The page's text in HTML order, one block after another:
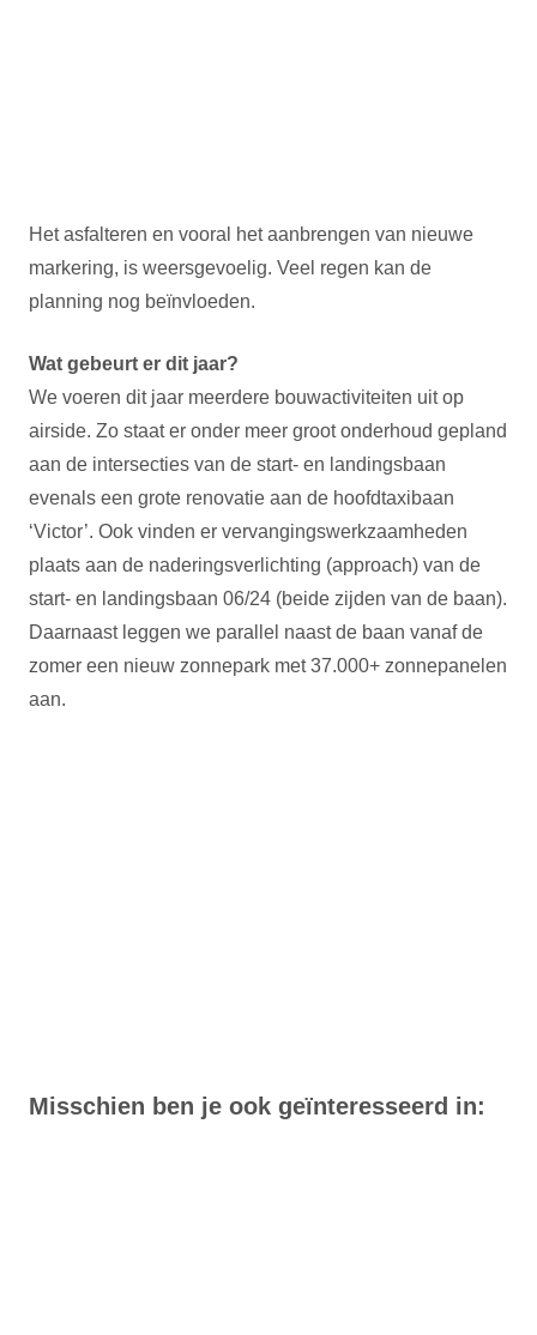
Het asfalteren en vooral het aanbrengen van nieuwe
markering, is weersgevoelig. Veel regen kan de
planning nog beïnvloeden.
Wat gebeurt er dit jaar?
We voeren dit jaar meerdere bouwactiviteiten uit op
airside. Zo staat er onder meer groot onderhoud gepland
aan de intersecties van de start- en landingsbaan
evenals een grote renovatie aan de hoofdtaxibaan
‘Victor’. Ook vinden er vervangingswerkzaamheden
plaats aan de naderingsverlichting (approach) van de
start- en landingsbaan 06/24 (beide zijden van de baan).
Daarnaast leggen we parallel naast de baan vanaf de
zomer een nieuw zonnepark met 37.000+ zonnepanelen
aan.
Misschien ben je ook geïnteresseerd in: